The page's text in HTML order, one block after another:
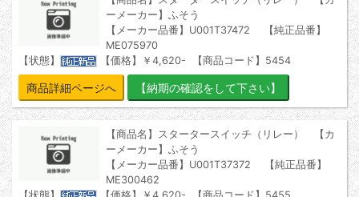
ーメーカー】ふそう
【メーカー品番】U001T37472 【純正品番】
ME075970
【状態】
【価格】￥4,620- 【商品コード】5454
商品詳細ページへ
【商品名】スタータースイッチ（リレー） 【カ
ーメーカー】ふそう
【メーカー品番】U001T37372 【純正品番】
ME300462